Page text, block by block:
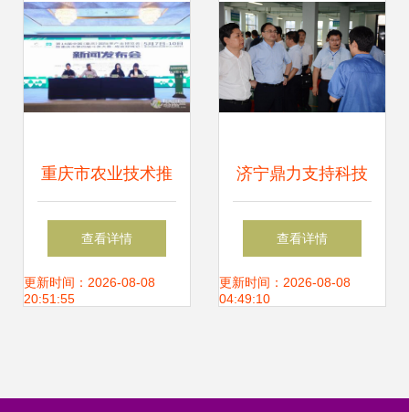
战，发布十大推广 科技兴农力量
重庆市农业技术推
广总站的技术推广
策略与成果
查看详情
更新时间：2026-08-08
20:51:55
济宁鼎力支持科技
创新 市委书记王艺
华视察中热翰华济
查看详情
更新时间：2026-08-08
04:49:10